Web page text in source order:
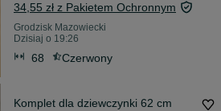
34,55 zł z Pakietem Ochronnym
Grodzisk Mazowiecki
Dzisiaj o 19:26
68 Czerwony
Komplet dla dziewczynki 62 cm